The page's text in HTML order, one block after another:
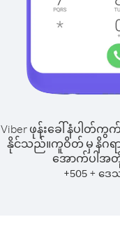
Viber ဖုန်းခေါ်နံပါတ်ကွ
နိုင်သည်။ကူဝိတ် မှ နိဂရာ
အောက်ပါအတိုင်
+505+ ဒေ